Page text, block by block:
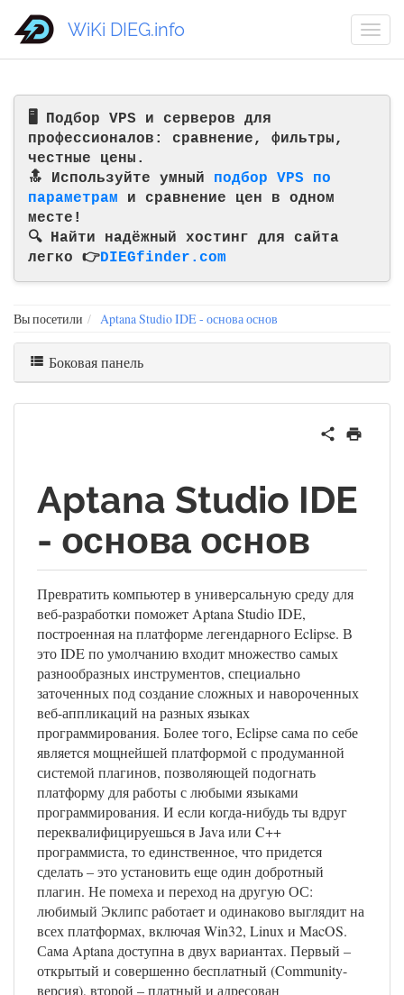
🖥️ Подбор VPS и серверов для
профессионалов: сравнение, фильтры,
честные цены.
🔝 Используйте умный подбор VPS по
параметрам и сравнение цен в одном
месте!
🔍 Найти надёжный хостинг для сайта
легко 👉DIEGfinder.com
WiKi DIEG.info
Вы посетили Aptana Studio IDE - основа основ
Боковая панель
Aptana Studio IDE
- основа основ
Превратить компьютер в универсальную среду для
веб-разработки поможет Aptana Studio IDE,
построенная на платформе легендарного Eclipse. В
это IDE по умолчанию входит множество самых
разнообразных инструментов, специально
заточенных под создание сложных и навороченных
веб-аппликаций на разных языках
программирования. Более того, Eclipse сама по себе
является мощнейшей платформой с продуманной
системой плагинов, позволяющей подогнать
платформу для работы с любыми языками
программирования. И если когда-нибудь ты вдруг
переквалифицируешься в Java или C++
программиста, то единственное, что придется
сделать – это установить еще один добротный
плагин. Не помеха и переход на другую ОС:
любимый Эклипс работает и одинаково выглядит на
всех платформах, включая Win32, Linux и MacOS.
Сама Aptana доступна в двух вариантах. Первый –
открытый и совершенно бесплатный (Community-
версия), второй – платный и адресован